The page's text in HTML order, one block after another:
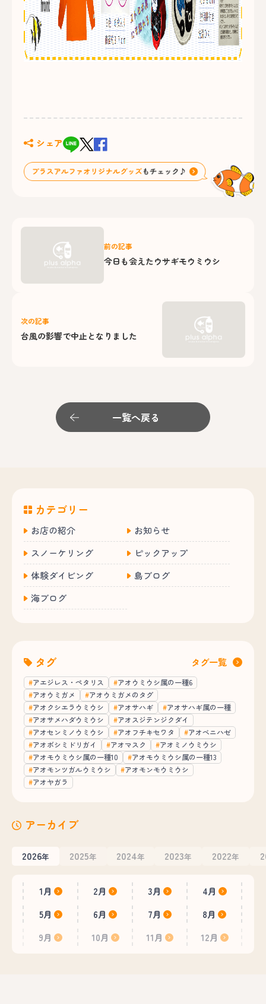
シェア
前の記事
今日も会えたウサギモウミウシ
次の記事
台風の影響で中止となりました
一覧へ戻る
カテゴリー
お店の紹介
お知らせ
スノーケリング
ピックアップ
体験ダイビング
島ブログ
海ブログ
タグ タグ一覧
アエジレス・ペタリス
アオウミウシ属の一種6
アオウミガメ
アオウミガメのタグ
アオクシエラウミウシ
アオサハギ
アオサハギ属の一種
アオサメハダウミウシ
アオスジテンジクダイ
アオセンミノウミウシ
アオフチキセワタ
アオベニハゼ
アオボシミドリガイ
アオマスク
アオミノウミウシ
アオモウミウシ属の一種10
アオモウミウシ属の一種13
アオモンツガルウミウシ
アオモンモウミウシ
アオヤガラ
アーカイブ
2026年 2025年 2024年 2023年 2022年
1月 2月 3月
4月
5月
6月 7月
8月
9月
10月 11月 12月